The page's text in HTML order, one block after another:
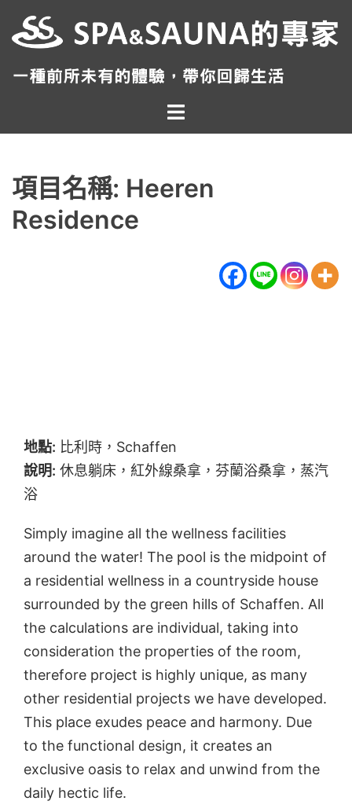
至
Toggle
menu
項目名稱: Heeren
Residence
地點: 比利時，Schaffen
說明: 休息躺床，紅外線桑拿，芬蘭浴桑拿，蒸汽
浴
Simply imagine all the wellness facilities
around the water! The pool is the midpoint of
a residential wellness in a countryside house
surrounded by the green hills of Schaffen. All
the calculations are individual, taking into
consideration the properties of the room,
therefore project is highly unique, as many
other residential projects we have developed.
This place exudes peace and harmony. Due
to the functional design, it creates an
exclusive oasis to relax and unwind from the
daily hectic life.